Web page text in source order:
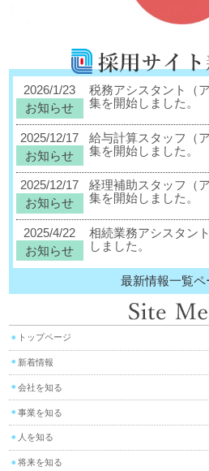
2026/1/23
お知らせ
税務アシスタント（
集を開始しました。
2025/12/17
お知らせ
給与計算スタッフ（
集を開始しました。
2025/12/17
お知らせ
経理補助スタッフ（
集を開始しました。
2025/4/22
お知らせ
相続業務アシスタン
しました。
最新情報一覧ペ
トップページ
新着情報
会社を知る
事業を知る
人を知る
将来を知る